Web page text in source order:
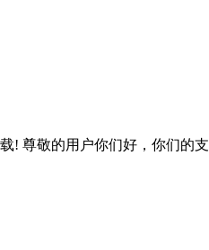
! 尊敬的用户你们好，你们